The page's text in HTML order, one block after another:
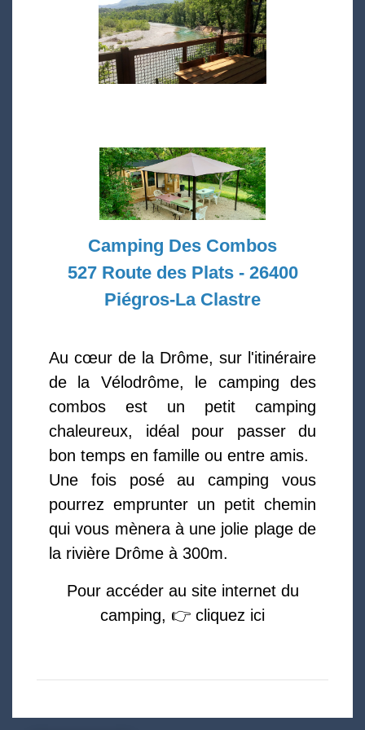
Camping Des Combos
527 Route des Plats - 26400
Piégros-La Clastre
Au cœur de la Drôme, sur l'itinéraire
de la Vélodrôme, le camping des
combos est un petit camping
chaleureux, idéal pour passer du
bon temps en famille ou entre amis.
Une fois posé au camping vous
pourrez emprunter un petit chemin
qui vous mènera à une jolie plage de
la rivière Drôme à 300m.
Pour accéder au site internet du
camping, 👉 cliquez ici